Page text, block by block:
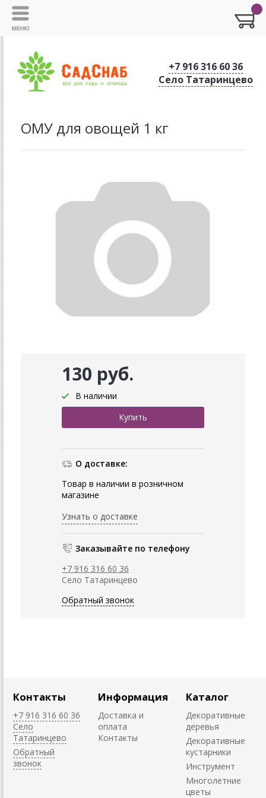
+7 916 316 60 36
Село Татаринцево
ОМУ для овощей 1 кг
130 руб.
В наличии
О доставке:
Товар в наличии в розничном
магазине
Узнать о доставке
Заказывайте по телефону
+7 916 316 60 36
Село Татаринцево
Обратный звонок
Контакты
+7 916 316 60 36
Село
Татаринцево
Обратный
звонок
Информация
Доставка и
оплата
Контакты
Каталог
Декоративные
деревья
Декоративные
кустарники
Инструмент
Многолетние
цветы